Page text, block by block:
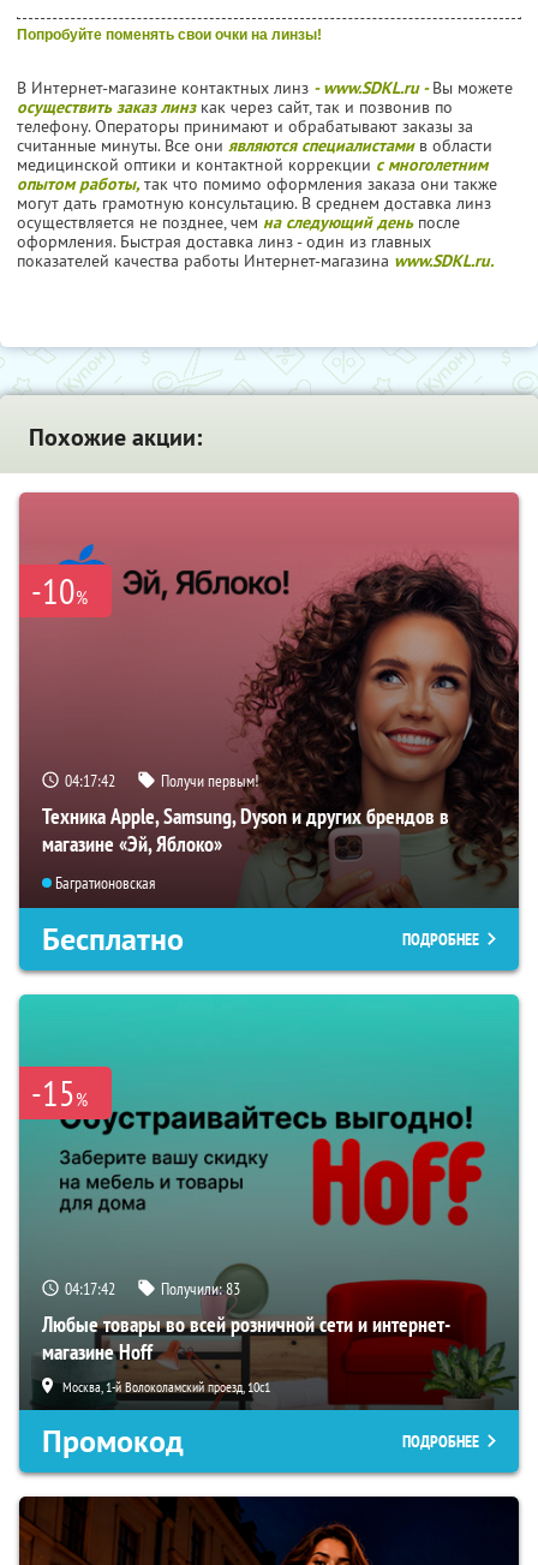
Попробуйте поменять свои очки на линзы!
В Интернет-магазине контактных линз - www.SDKL.ru -Вы можете
осуществить заказ линз как через сайт, так и позвонив по
телефону. Операторы принимают и обрабатывают заказы за
считанные минуты. Все они являются специалистами в области
медицинской оптики и контактной коррекции с многолетним
опытом работы, так что помимо оформления заказа они также
могут дать грамотную консультацию. В среднем доставка линз
осуществляется не позднее, чем на следующий деньпосле
оформления. Быстрая доставка линз - один из главных
показателей качества работы Интернет-магазина www.SDKL.ru.
Похожие акции:
-10%
04:17:41 Получи первым!
Техника Apple, Samsung, Dyson и других брендов в
магазине «Эй, Яблоко»
Багратионовская
Бесплатно ПОДРОБНЕЕ
-15%
04:17:41 Получили:83
Любые товары во всей розничной сети и интернет-
магазине Hoff
Москва, 1-й Волоколамский проезд, 10с1
Промокод ПОДРОБНЕЕ